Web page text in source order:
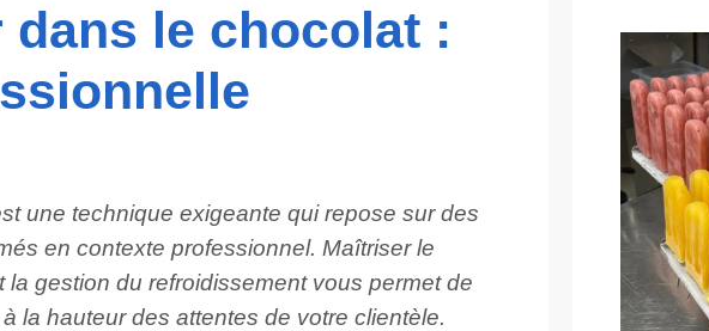
dans le chocolat :
une technique exigeante qui repose sur des
en contexte professionnel. Maîtriser le
la gestion du refroidissement vous permet de
la hauteur des attentes de votre clientèle.